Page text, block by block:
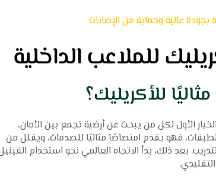
بجودة عالية وحماية من الإصابات
للملاعب الداخلية
للأكريليك؟
الأول لكل من يبحث عن أرضية تجمع بين الأمان،
فهو يقدم امتصاصًا مثاليًا للصدمات، ويقلل من
بعد ذلك، بدأ الاتجاه العالمي نحو استخدام